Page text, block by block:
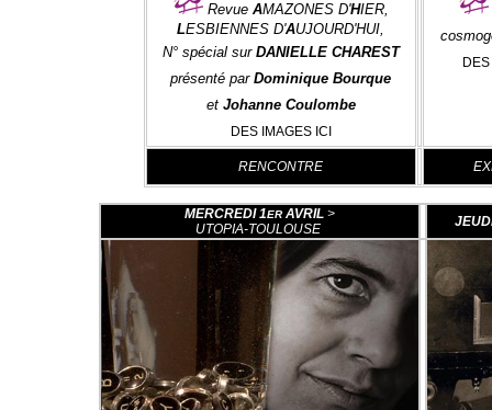
Revue AMAZONES D'HIER,
LESBIENNES D'AUJOURD'HUI,
N° spécial sur DANIELLE CHAREST
présenté par Dominique Bourque
et Johanne Coulombe
DES IMAGES ICI
RENCONTRE
MERCREDI 1ERAVRIL>
UTOPIA-TOULOUSE